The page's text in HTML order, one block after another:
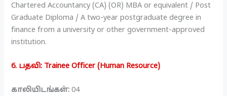
Chartered Accountancy (CA) (OR) MBA or equivalent / Post
Graduate Diploma / A two-year postgraduate degree in
finance from a university or other government-approved
institution.
6. பதவி: Trainee Officer (Human Resource)
காலியிடங்கள்: 04